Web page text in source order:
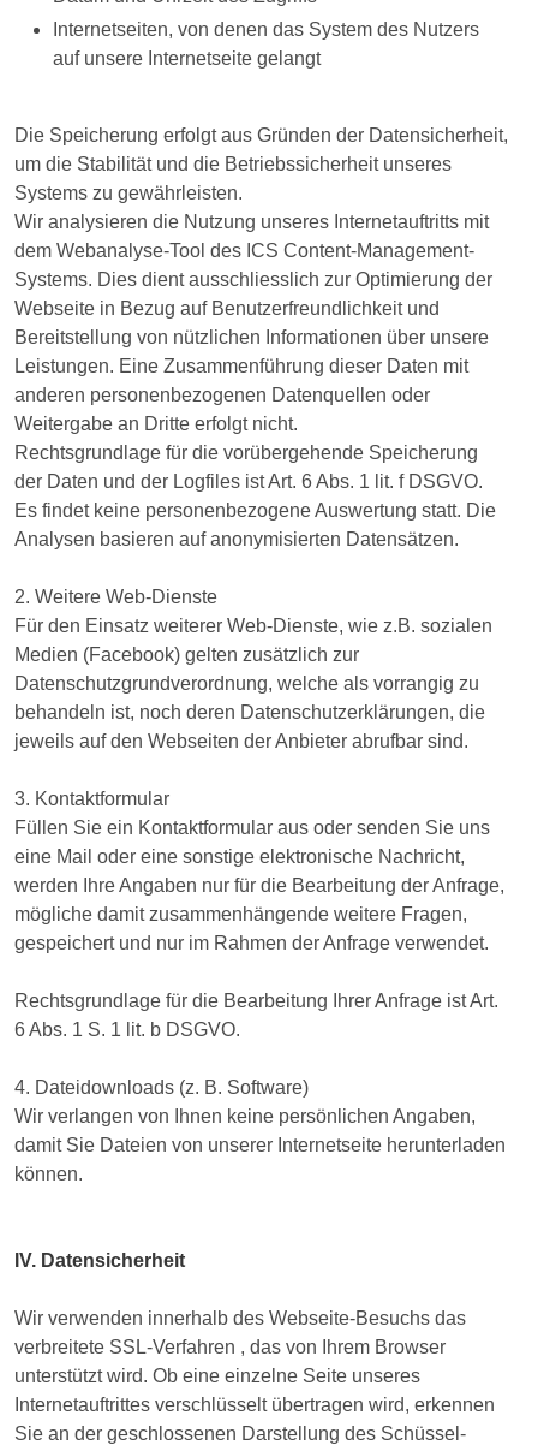
Internetseiten, von denen das System des Nutzers
auf unsere Internetseite gelangt
Die Speicherung erfolgt aus Gründen der Datensicherheit,
um die Stabilität und die Betriebssicherheit unseres
Systems zu gewährleisten.
Wir analysieren die Nutzung unseres Internetauftritts mit
dem Webanalyse-Tool des ICS Content-Management-
Systems. Dies dient ausschliesslich zur Optimierung der
Webseite in Bezug auf Benutzerfreundlichkeit und
Bereitstellung von nützlichen Informationen über unsere
Leistungen. Eine Zusammenführung dieser Daten mit
anderen personenbezogenen Datenquellen oder
Weitergabe an Dritte erfolgt nicht.
Rechtsgrundlage für die vorübergehende Speicherung
der Daten und der Logfiles ist Art. 6 Abs. 1 lit. f DSGVO.
Es findet keine personenbezogene Auswertung statt. Die
Analysen basieren auf anonymisierten Datensätzen.
2. Weitere Web-Dienste
Für den Einsatz weiterer Web-Dienste, wie z.B. sozialen
Medien (Facebook) gelten zusätzlich zur
Datenschutzgrundverordnung, welche als vorrangig zu
behandeln ist, noch deren Datenschutzerklärungen, die
jeweils auf den Webseiten der Anbieter abrufbar sind.
3. Kontaktformular
Füllen Sie ein Kontaktformular aus oder senden Sie uns
eine Mail oder eine sonstige elektronische Nachricht,
werden Ihre Angaben nur für die Bearbeitung der Anfrage,
mögliche damit zusammenhängende weitere Fragen,
gespeichert und nur im Rahmen der Anfrage verwendet.
Rechtsgrundlage für die Bearbeitung Ihrer Anfrage ist Art.
6 Abs. 1 S. 1 lit. b DSGVO.
4. Dateidownloads (z. B. Software)
Wir verlangen von Ihnen keine persönlichen Angaben,
damit Sie Dateien von unserer Internetseite herunterladen
können.
IV. Datensicherheit
Wir verwenden innerhalb des Webseite-Besuchs das
verbreitete SSL-Verfahren , das von Ihrem Browser
unterstützt wird. Ob eine einzelne Seite unseres
Internetauftrittes verschlüsselt übertragen wird, erkennen
Sie an der geschlossenen Darstellung des Schüssel-